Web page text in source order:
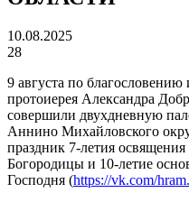
10.08.2025
28
9 августа по благословению
протоиерея Александра
совершили двухдневную
Аннино Михайловского
праздник 7-летия
Богородицы и 10-летие
Господня (https://vk.com/